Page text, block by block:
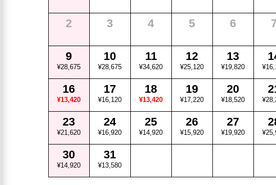
2 3 4 5 6 7
9
¥28,675
10
¥28,675
11
¥34,620
12
¥25,120
13
¥19,820
16
¥13,420
17
¥16,120
18
¥13,420
19
¥17,220
20
¥18,520
23
¥21,620
24
¥16,920
25
¥14,920
26
¥15,920
27
¥19,920
30
¥14,920
31
¥13,580